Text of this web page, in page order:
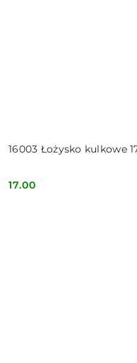
16003 Łożysko kulkowe
Cena:
17.00